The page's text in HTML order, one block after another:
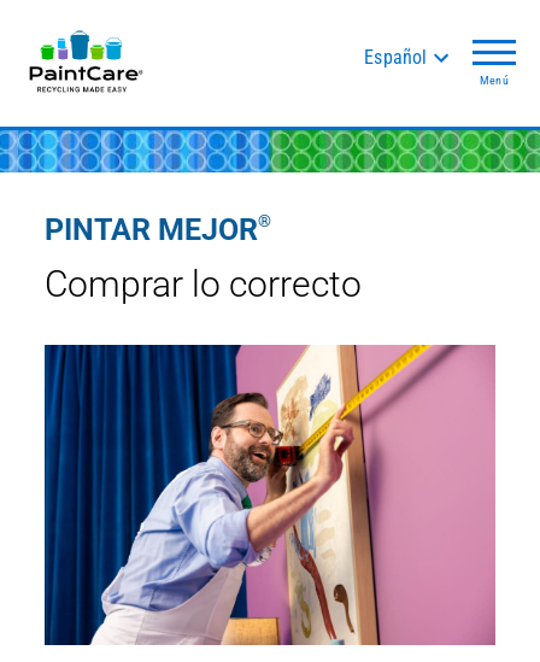
Español
Menú
PINTAR MEJOR®
Comprar lo correcto